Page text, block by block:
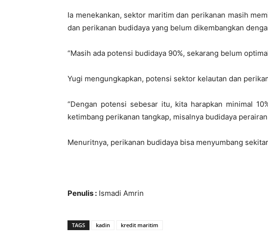
Ia menekankan, sektor maritim dan perikanan masih
dan perikanan budidaya yang belum dikembangkan
“Masih ada potensi budidaya 90%, sekarang belum
Yugi mengungkapkan, potensi sektor kelautan dan
“Dengan potensi sebesar itu, kita harapkan minimal
ketimbang perikanan tangkap, misalnya budidaya perairan
Menuritnya, perikanan budidaya bisa menyumbang
Penulis : Ismadi Amrin
TAGS kadin kredit maritim